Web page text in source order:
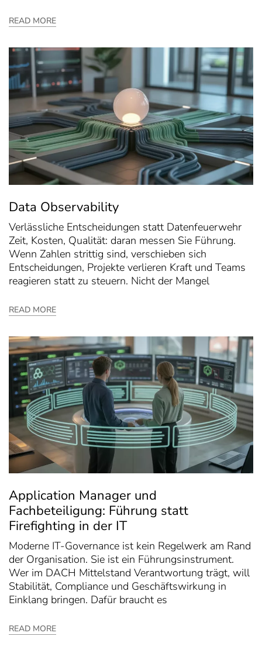
READ MORE
Data Observability
Verlässliche Entscheidungen statt Datenfeuerwehr
Zeit, Kosten, Qualität: daran messen Sie Führung.
Wenn Zahlen strittig sind, verschieben sich
Entscheidungen, Projekte verlieren Kraft und Teams
reagieren statt zu steuern. Nicht der Mangel
READ MORE
Application Manager und
Fachbeteiligung: Führung statt
Firefighting in der IT
Moderne IT-Governance ist kein Regelwerk am Rand
der Organisation. Sie ist ein Führungsinstrument.
Wer im DACH Mittelstand Verantwortung trägt, will
Stabilität, Compliance und Geschäftswirkung in
Einklang bringen. Dafür braucht es
READ MORE